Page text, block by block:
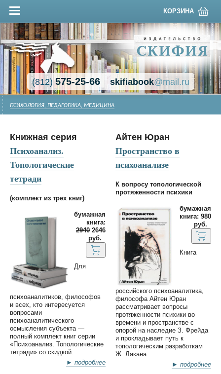
КОРЗИНА
(812)575-25-66 skifiabook@mail.ru
ПСИХОЛОГИЯ, ПЕДАГОГИКА, МЕДИЦИНА
Книжная серия
Психоанализ.
Топологические
тетради
(комплект из трех книг)
бумажная
книга:
2940 2646
руб.
Для
психоаналитиков, философов
и всех, кто интересуется
вопросами
психоаналитического
осмысления субъекта —
полный комплект книг серии
«Психоанализ. Топологические
тетради» со скидкой.
► подробнее
Айтен Юран
Пространство в
психоанализе
К вопросу топологической
протяженности психики
бумажная
книга: 980
руб.
Книга
российского психоаналитика,
философа Айтен Юран
рассматривает вопросы
протяженности психики во
времени и пространстве с
опорой на наследие З. Фрейда
и прокладывает путь к
топологическим разработкам
Ж. Лакана.
► подробнее